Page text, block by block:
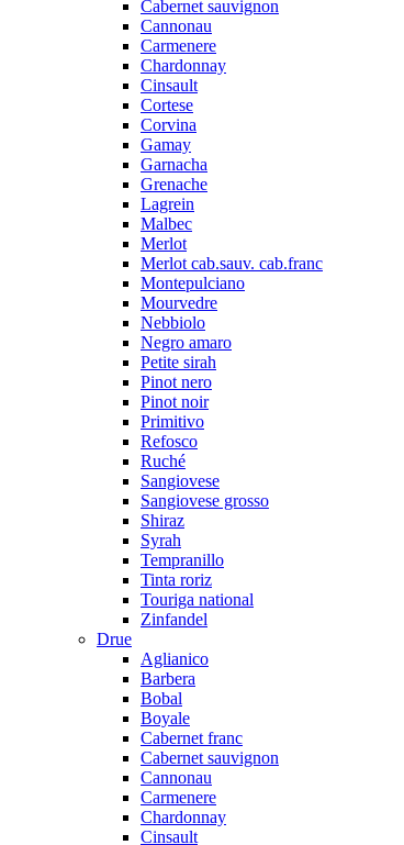
Cabernet sauvignon
Cannonau
Carmenere
Chardonnay
Cinsault
Cortese
Corvina
Gamay
Garnacha
Grenache
Lagrein
Malbec
Merlot
Merlot cab.sauv. cab.franc
Montepulciano
Mourvedre
Nebbiolo
Negro amaro
Petite sirah
Pinot nero
Pinot noir
Primitivo
Refosco
Ruché
Sangiovese
Sangiovese grosso
Shiraz
Syrah
Tempranillo
Tinta roriz
Touriga national
Zinfandel
Drue
Aglianico
Barbera
Bobal
Boyale
Cabernet franc
Cabernet sauvignon
Cannonau
Carmenere
Chardonnay
Cinsault